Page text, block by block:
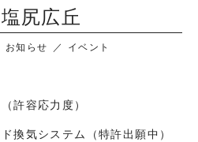
尻広丘
お知らせ イベント
許容応力度）
換気システム（特許出願中）